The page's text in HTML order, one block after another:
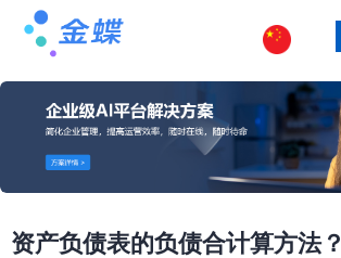
资产负债表的负债合计算方法？